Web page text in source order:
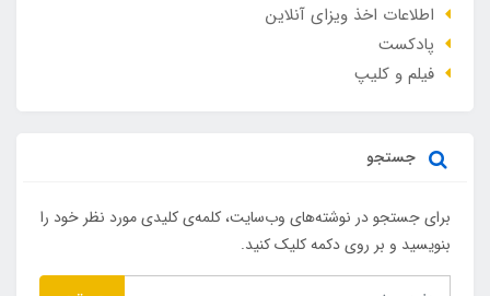
اطلاعات اخذ ویزای آنلاین
پادکست
فیلم و کلیپ
جستجو
برای جستجو در نوشته‌های وب‌سایت، کلمه‌ی کلیدی مورد نظر خود را
بنویسید و بر روی دکمه کلیک کنید.